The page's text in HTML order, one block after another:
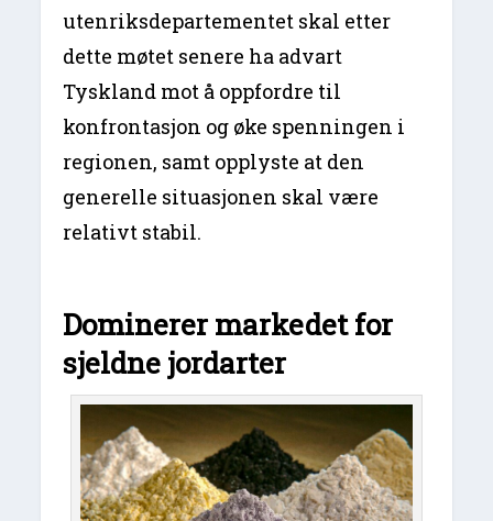
utenriksdepartementet skal etter
dette møtet senere ha advart
Tyskland mot å oppfordre til
konfrontasjon og øke spenningen i
regionen, samt opplyste at den
generelle situasjonen skal være
relativt stabil.
Dominerer markedet for
sjeldne jordarter